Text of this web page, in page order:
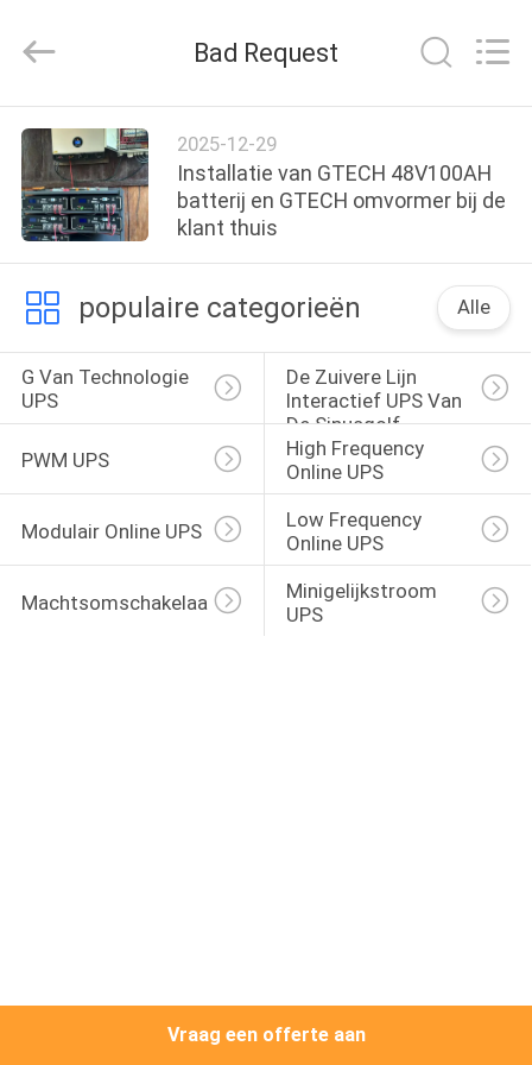
THUIS
PRODUCTEN
ONS
FABRIEKSTOCHT
KWALITEITSCONTROLE
NEEM
CONTACT
SITEMAP
POWER
GROUP.
Reserved.
Bad Request
2025-12-29
Installatie van GTECH 48V100AH
batterij en GTECH omvormer bij de
klant thuis
populaire categorieën Alle
G Van Technologie
UPS
De Zuivere Lijn
Interactief UPS Van
De Sinusgolf
PWM UPS
High Frequency
Online UPS
Modulair Online UPS
Low Frequency
Online UPS
Machtsomschakelaar
Minigelijkstroom
UPS
Vraag een offerte aan